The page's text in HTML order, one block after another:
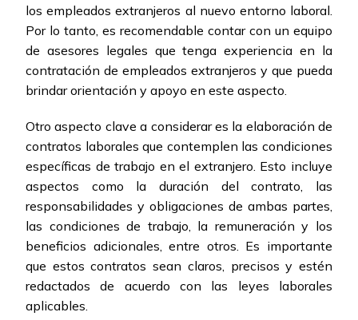
los empleados extranjeros al nuevo entorno laboral.
Por lo tanto, es recomendable contar con un equipo
de asesores legales que tenga experiencia en la
contratación de empleados extranjeros y que pueda
brindar orientación y apoyo en este aspecto.
Otro aspecto clave a considerar es la elaboración de
contratos laborales que contemplen las condiciones
específicas de trabajo en el extranjero. Esto incluye
aspectos como la duración del contrato, las
responsabilidades y obligaciones de ambas partes,
las condiciones de trabajo, la remuneración y los
beneficios adicionales, entre otros. Es importante
que estos contratos sean claros, precisos y estén
redactados de acuerdo con las leyes laborales
aplicables.